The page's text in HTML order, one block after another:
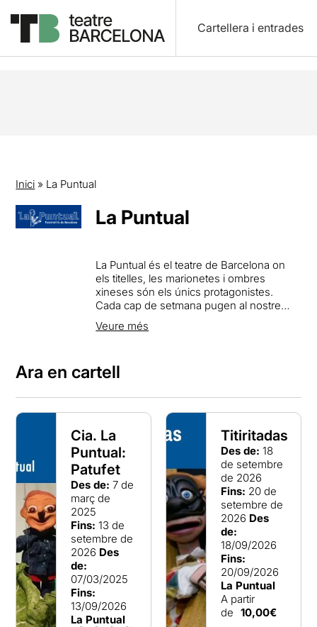
Cartellera i entrades
Inici » La Puntual
La Puntual
La Puntual és el teatre de Barcelona on
els titelles, les marionetes i ombres
xineses són els únics protagonistes.
Cada cap de setmana pugen al nostre
escenari per representar les seves
històries, contes i obres de teatre per al
família.
La Puntual està al barri de La Ribera, al
costat del Born, el Parc de la Ciutadella i el
Museu de la Xocolata, en un barri on els
titelles ja representaven els seus
espectacles a les cafeteries a finals del s.
XIX.
El nom de “La Puntual” el devem a
Santiago Rusiñol, emblemàtic artista del
modernisme català. Ell va escriure la
coneguda obra de teatre
“L’Auca del
Senyor Esteve”, l’acció de la qual es
desenvolupa en una casa de vetesifils del
barri de la Ribera anomenada La Puntual.
Veure més
Ara en cartell
Cia. La
Puntual:
Patufet
Des de: 7 de
març de
2025
Fins: 13 de
setembre de
2026 Des
de:
07/03/2025
Fins:
13/09/2026
La Puntual
Titiritadas
Des de: 18
de setembre
de 2026
Fins: 20 de
setembre de
2026 Des
de:
18/09/2026
Fins:
20/09/2026
La Puntual
A partir
de 10,00€